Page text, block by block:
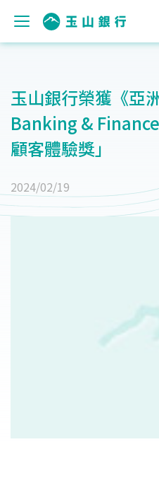
玉山銀行榮獲《亞
Banking &
顧客體驗獎」
2024/02/19